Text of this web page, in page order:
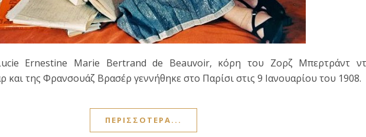
Ernestine Marie Bertrand de Beauvoir, κόρη του Ζορζ Μπερτράντ
της Φρανσουάζ Βρασέρ γεννήθηκε στο Παρίσι στις 9 Ιανουαρίου του 1908.
ΠΕΡΙΣΣΌΤΕΡΑ...